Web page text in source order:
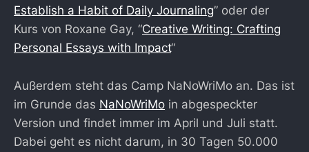
Establish a Habit of Daily Journaling” oder der
Kurs von Roxane Gay, “Creative Writing: Crafting
Personal Essays with Impact“
Außerdem steht das Camp NaNoWriMo an. Das ist
im Grunde das NaNoWriMo in abgespeckter
Version und findet immer im April und Juli statt.
Dabei geht es nicht darum, in 30 Tagen 50.000